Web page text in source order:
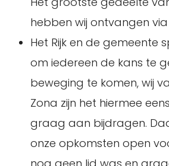
hebben wij ontvangen
Het Rijk en de gemeente
om iedereen de kans te
beweging te komen, wij
Zona zijn het hiermee
graag aan bijdragen.
onze opkomsten open